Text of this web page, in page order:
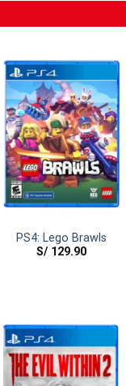
PS4: Lego Brawls
S/ 129.90